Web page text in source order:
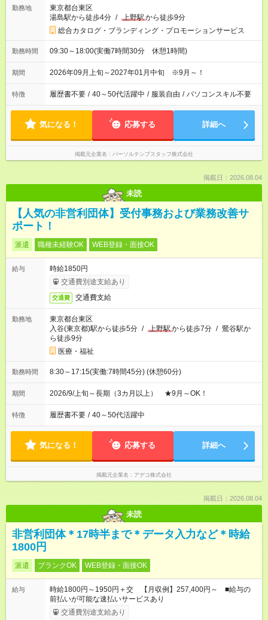
勤務地
東京都台東区
湯島駅から徒歩4分 / 上野駅から徒歩9分
総合カタログ・ブランディング・プロモーションサービス
勤務時間 09:30～18:00(実働7時間30分 休憩1時間)
期間 2026年09月上旬～2027年01月中旬 ※9月～！
特徴 履歴書不要 / 40～50代活躍中 / 服装自由 / パソコンスキル不要
気になる！ 応募する 詳細へ
掲載元企業名 パーソルテンプスタッフ株式会社
掲載日：2026.08.04
未読
【人気の非営利団体】受付事務および業務改善サ
ポート！
派遣 職種未経験OK WEB登録・面接OK
給与
時給1850円
交通費別途支給あり
交通費 交通費支給
勤務地
東京都台東区
入谷(東京都)駅から徒歩5分 / 上野駅から徒歩7分 / 鶯谷駅か
ら徒歩9分
医療・福祉
勤務時間 8:30～17:15(実働:7時間45分) (休憩60分)
期間 2026/9/上旬～長期（3カ月以上） ★9月～OK！
特徴 履歴書不要 / 40～50代活躍中
気になる！ 応募する 詳細へ
掲載元企業名 アデコ株式会社
掲載日：2026.08.04
未読
非営利団体＊17時半まで＊データ入力など＊時給
1800円
派遣 ブランクOK WEB登録・面接OK
給与
時給1800円～1950円＋交 【月収例】257,400円～ ■給与の
前払いが可能な速払いサービスあり
交通費別途支給あり